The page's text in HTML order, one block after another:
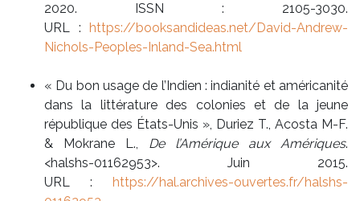
2020. ISSN : 2105-3030.
URL :
https://booksandideas.net/David-Andrew-
Nichols-Peoples-Inland-Sea.html
« Du bon usage de l’Indien : indianité et américanité
dans la littérature des colonies et de la jeune
république des États-Unis », Duriez T., Acosta M-F.
& Mokrane L., De l’Amérique aux Amériques.
<halshs-01162953>. Juin 2015.
URL :
https://hal.archives-ouvertes.fr/halshs-